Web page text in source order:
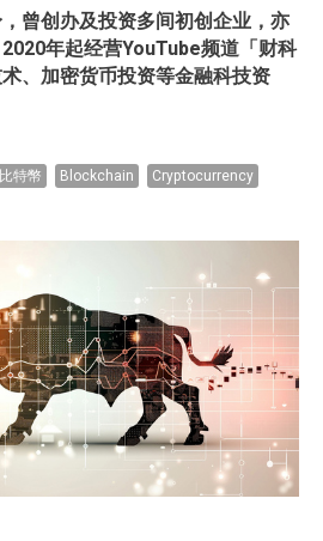
曾创办及投资多间初创企业，亦
年起经营YouTube频道「财科
、加密货币投资等金融科技资
比特幣 Blockchain Cryptocurrency